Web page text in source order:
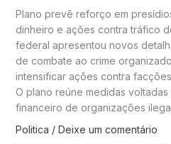
Plano prevê reforço em
dinheiro e ações contra tráfico
federal apresentou novos
de combate ao crime
intensificar ações contra
O plano reúne medidas
financeiro de organizações
Politica / Deixe um comentário